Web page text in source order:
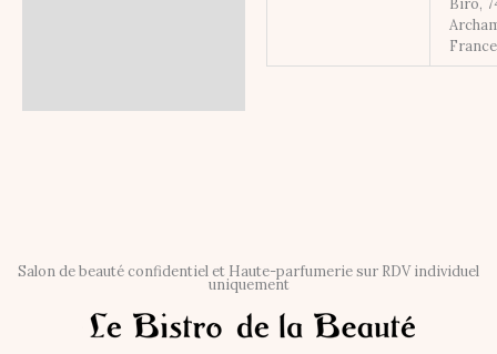
France
Salon de beauté confidentiel et Haute-parfumerie sur RDV individuel
uniquement